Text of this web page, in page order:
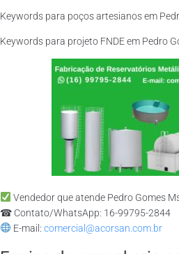
Keywords para poços artesianos em
Keywords para projeto FNDE em Pedro
Vendedor que atende Pedro Gomes
☎ Contato/WhatsApp: 16-99795-2844
E-mail: comercial@acorsan.com.br